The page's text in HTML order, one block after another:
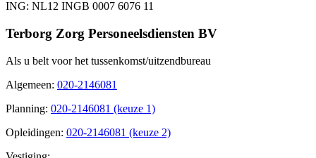
ING: NL12 INGB 0007 6076 11
Terborg Zorg Personeelsdiensten BV
Als u belt voor het tussenkomst/uitzendbureau
Algemeen: 020-2146081
Planning: 020-2146081 (keuze 1)
Opleidingen: 020-2146081 (keuze 2)